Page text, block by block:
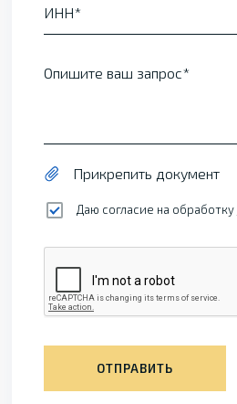
ИНН
Опишите ваш запрос
Прикрепить документ
Даю согласие на обработку
ОТПРАВИТЬ